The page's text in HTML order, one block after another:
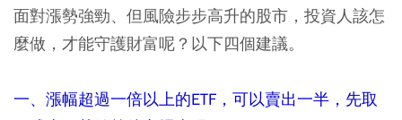
面對漲勢強勁、但風險步步高升的股市，投資人該怎
麼做，才能守護財富呢？以下四個建議。
一、漲幅超過一倍以上的ETF，可以賣出一半，先取